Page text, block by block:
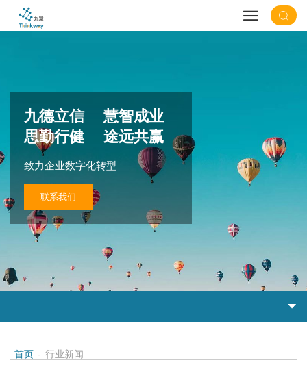
九德立信 慧智成业
思勤行健 途远共赢
致力企业数字化转型
联系我们
首页 - 行业新闻